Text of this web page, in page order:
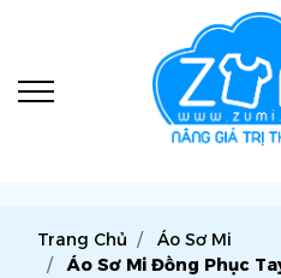
Trang Chủ
Áo Sơ Mi
Áo Sơ Mi Đồng Phục